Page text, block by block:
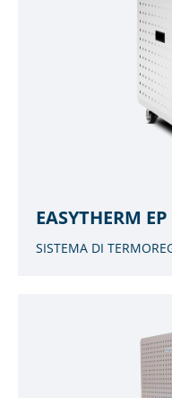
EASYTHERM EP
SISTEMA DI